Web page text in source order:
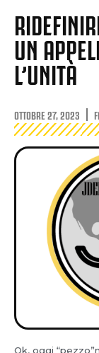
UN
L’UNITÀ
OTTOBRE 27, 2023
Ok, oggi